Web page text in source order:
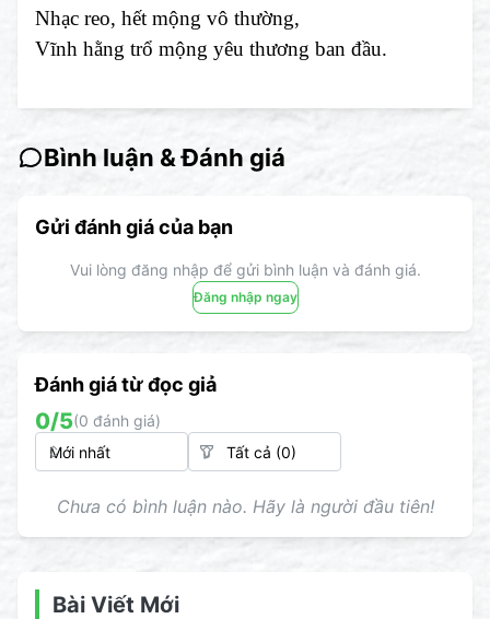
Nhạc reo, hết mộng vô thường,
Vĩnh hằng trổ mộng yêu thương ban đầu.
Bình luận & Đánh giá
Gửi đánh giá của bạn
Vui lòng đăng nhập để gửi bình luận và đánh giá.
Đăng nhập ngay
Đánh giá từ đọc giả
0/5(0 đánh giá)
Chưa có bình luận nào. Hãy là người đầu tiên!
Bài Viết Mới